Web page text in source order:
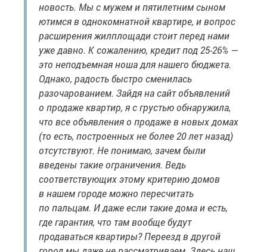
новость. Мы с мужем и пятилетним сыном
ютимся в однокомнатной квартире, и вопрос
расширения жилплощади стоит перед нами
уже давно. К сожалению, кредит под 25-26% —
это неподъемная ноша для нашего бюджета.
Однако, радость быстро сменилась
разочарованием. Зайдя на сайт объявлений
о продаже квартир, я с грустью обнаружила,
что все объявления о продаже в новых домах
(то есть, построенных не более 20 лет назад)
отсутствуют. Не понимаю, зачем были
введены такие ограничения. Ведь
соответствующих этому критерию домов
в нашем городе можно пересчитать
по пальцам. И даже если такие дома и есть,
где гарантия, что там вообще будут
продаваться квартиры? Переезд в другой